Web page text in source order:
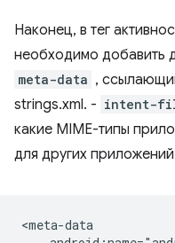
Наконец, в тег
необходимо добавить
meta-data ,
strings.xml. - intent-
какие MIME-типы
для других